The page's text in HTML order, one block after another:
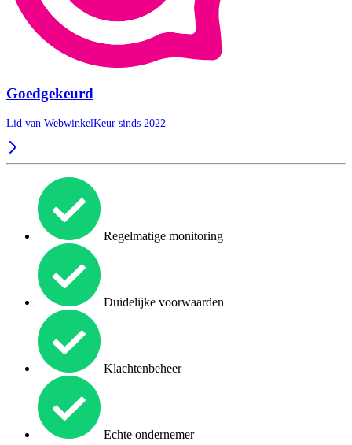
Goedgekeurd
Lid van WebwinkelKeur sinds 2022
Regelmatige monitoring
Duidelijke voorwaarden
Klachtenbeheer
Echte ondernemer